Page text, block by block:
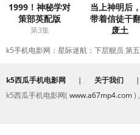
1999！神秘学对
策部英配版
第3集
当上神明后
带着信徒干
废土
k5手机电影网：星际迷航：下层舰员 第五
k5西瓜手机电影网 | 关于我们 |
k5西瓜手机电影网( www.a67mp4.com)